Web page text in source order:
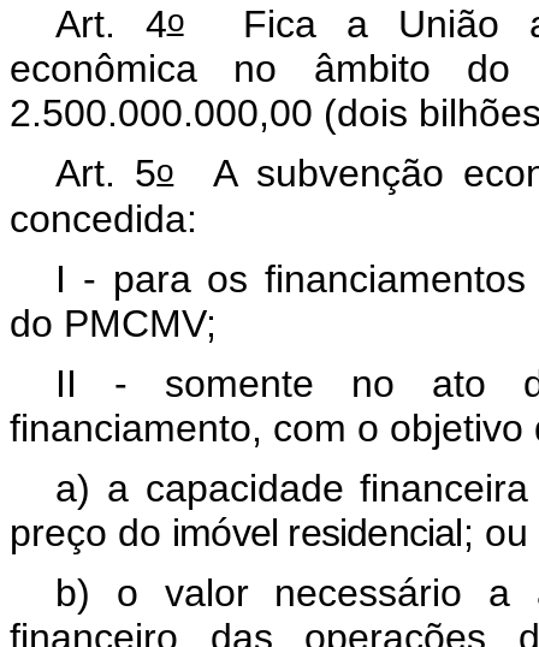
Art. 4oFica a União
econômica no âmbito
2.500.000.000,00 (dois
Art. 5oA subvenção
concedida:
I - para os
do PMCMV;
II - somente no ato
financiamento, com o
a) a capacidade
preço do imóvel residencial; ou
b) o valor necessário a
financeiro das operações